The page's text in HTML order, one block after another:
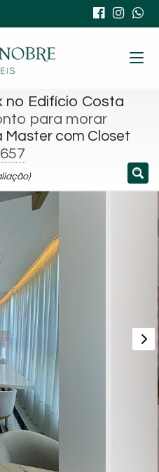
no Edifício Costa
para morar
Master com Closet